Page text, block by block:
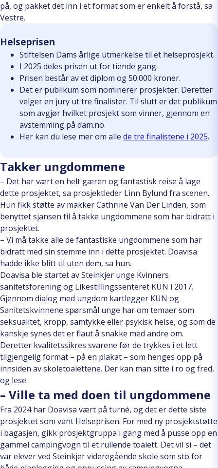
på, og pakket det inn i et format som er enkelt å forstå, sa
Vestre.
Helseprisen
Stiftelsen Dams årlige utmerkelse til et helseprosjekt.
I 2025 deles prisen ut for tiende gang.
Prisen består av et diplom og 50.000 kroner.
Det er publikum som nominerer prosjekter. Deretter
velger en jury ut tre finalister. Til slutt er det publikum
som avgjør hvilket prosjekt som vinner, gjennom en
avstemming på dam.no.
Her kan du lese mer om alle de tre finalistene i 2025.
Takker ungdommene
– Det har vært en helt gæren og fantastisk reise å lage
dette prosjektet, sa prosjektleder Linn Bylund fra scenen.
Hun fikk støtte av makker Cathrine Van Der Linden, som
benyttet sjansen til å takke ungdommene som har bidratt i
prosjektet.
– Vi må takke alle de fantastiske ungdommene som har
bidratt med sin stemme inn i dette prosjektet. Doavisa
hadde ikke blitt til uten dem, sa hun.
Doavisa ble startet av Steinkjer unge Kvinners
sanitetsforening og Likestillingssenteret KUN i 2017.
Gjennom dialog med ungdom kartlegger KUN og
Sanitetskvinnene spørsmål unge har om temaer som
seksualitet, kropp, samtykke eller psykisk helse, og som de
kanskje synes det er flaut å snakke med andre om.
Deretter kvalitetssikres svarene før de trykkes i et lett
tilgjengelig format – på en plakat – som henges opp på
innsiden av skoletoalettene. Der kan man sitte i ro og fred,
og lese.
– Ville ta med doen til ungdommene
Fra 2024 har Doavisa vært på turné, og det er dette siste
prosjektet som vant Helseprisen. For med ny prosjektstøtte
i bagasjen, gikk prosjektgruppa i gang med å pusse opp en
gammel campingvogn til et rullende toalett. Det vil si – det
var elever ved Steinkjer videregående skole som sto for